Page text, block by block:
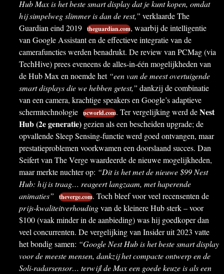
Hub Max is het beste smart display dat je kunt kopen, omdat
hij simpelweg slimmer is dan de rest,” verklaarde The
Guardian eind 2019 theguardian.com, waarbij de intelligentie
van Google Assistant en de effectieve integratie van de
camerafuncties werden benadrukt. De review van PCMag (via
TechHive) prees eveneens de alles-in-één mogelijkheden van
de Hub Max en noemde het “een van de meest overtuigende
smart displays die we hebben getest,” dankzij de combinatie
van een camera, krachtige speakers en Google’s adaptieve
schermtechnologie pcworld.com. Ter vergelijking werd deNest
Hub (2e generatie) gezien als een bescheiden upgrade; de
opvallende Sleep Sensing-functie werd goed ontvangen, maar
prestatieproblemen voorkwamen een doorslaand succes. Dan
Seifert van The Verge waardeerde de nieuwe mogelijkheden,
maar merkte nuchter op: “Dit is het met de nieuwe $99 Nest
Hub: hij is traag… reageert langzaam, met haperende
animaties”
theverge.com. Toch bleef voor veel recensenten de
prijs-kwaliteitverhoudingvan de kleinere Hub sterk – voor
$100 (vaak minder in de aanbieding) was hij goedkoper dan
veel concurrenten. De vergelijking van Insider uit 2023 vatte
het bondig samen: “Google Nest Hub is het beste smart display
voor de meeste mensen, dankzij het compacte ontwerp en de
Soli-radarsensor… terwijl de Max een goede keuze is als een